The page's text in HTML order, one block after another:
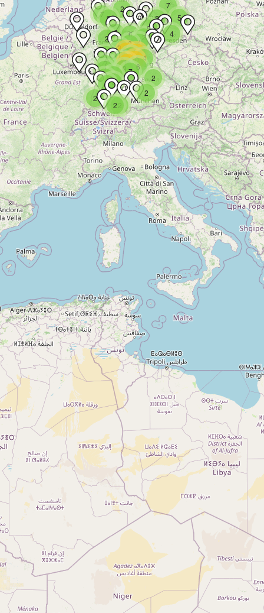
2
2
7
4
5
7
3
5
2
4
2
2
6
4 7
9
2
2
9
6
16
11
4
10
9 7
5
3
7
2 2
4
6
2
8
313